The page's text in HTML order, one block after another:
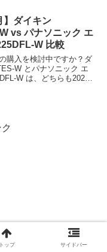
す。本記事では、スペ
】ダイキン
vs パナソニック エ
W 比較
購入を検討中ですか？ダ
W とパナソニック エ
W は、どちらも2025
トップ サイドバー